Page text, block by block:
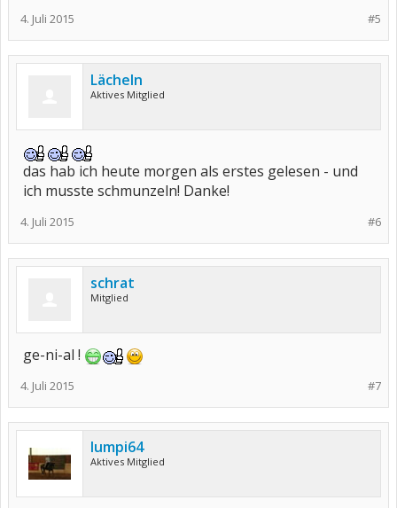
#5
4. Juli 2015
Lächeln
Aktives Mitglied
das hab ich heute morgen als erstes gelesen - und
ich musste schmunzeln! Danke!
#6
4. Juli 2015
schrat
Mitglied
ge-ni-al !
#7
4. Juli 2015
lumpi64
Aktives Mitglied